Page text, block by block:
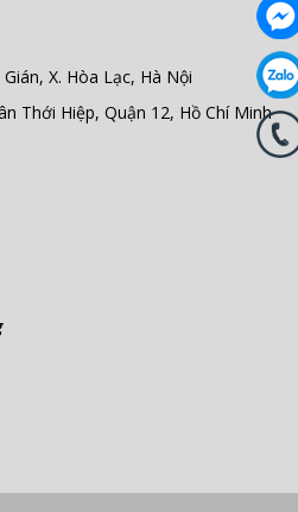
X. Hòa Lạc, Hà Nội
Thới Hiệp, Quận 12, Hồ Chí Minh